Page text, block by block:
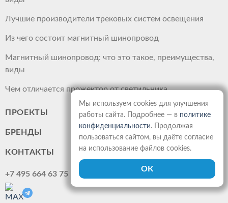
Лучшие производители трековых систем освещения
Из чего состоит магнитный шинопровод
Магнитный шинопровод: что это такое, преимущества,
виды
Чем отличается прожектор от светильника
ПРОЕКТЫ
БРЕНДЫ
КОНТАКТЫ
+7 495 664 63 75
Мы используем cookies для улучшения
работы сайта. Подробнее — в политике
конфиденциальности. Продолжая
пользоваться сайтом, вы даёте согласие
на использование файлов cookies.